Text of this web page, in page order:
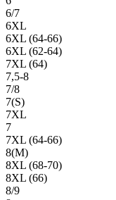
6/7
6XL
6XL (64-66)
6XL (62-64)
7XL (64)
7,5-8
7/8
7(S)
7XL
7
7XL (64-66)
8(М)
8XL (68-70)
8XL (66)
8/9